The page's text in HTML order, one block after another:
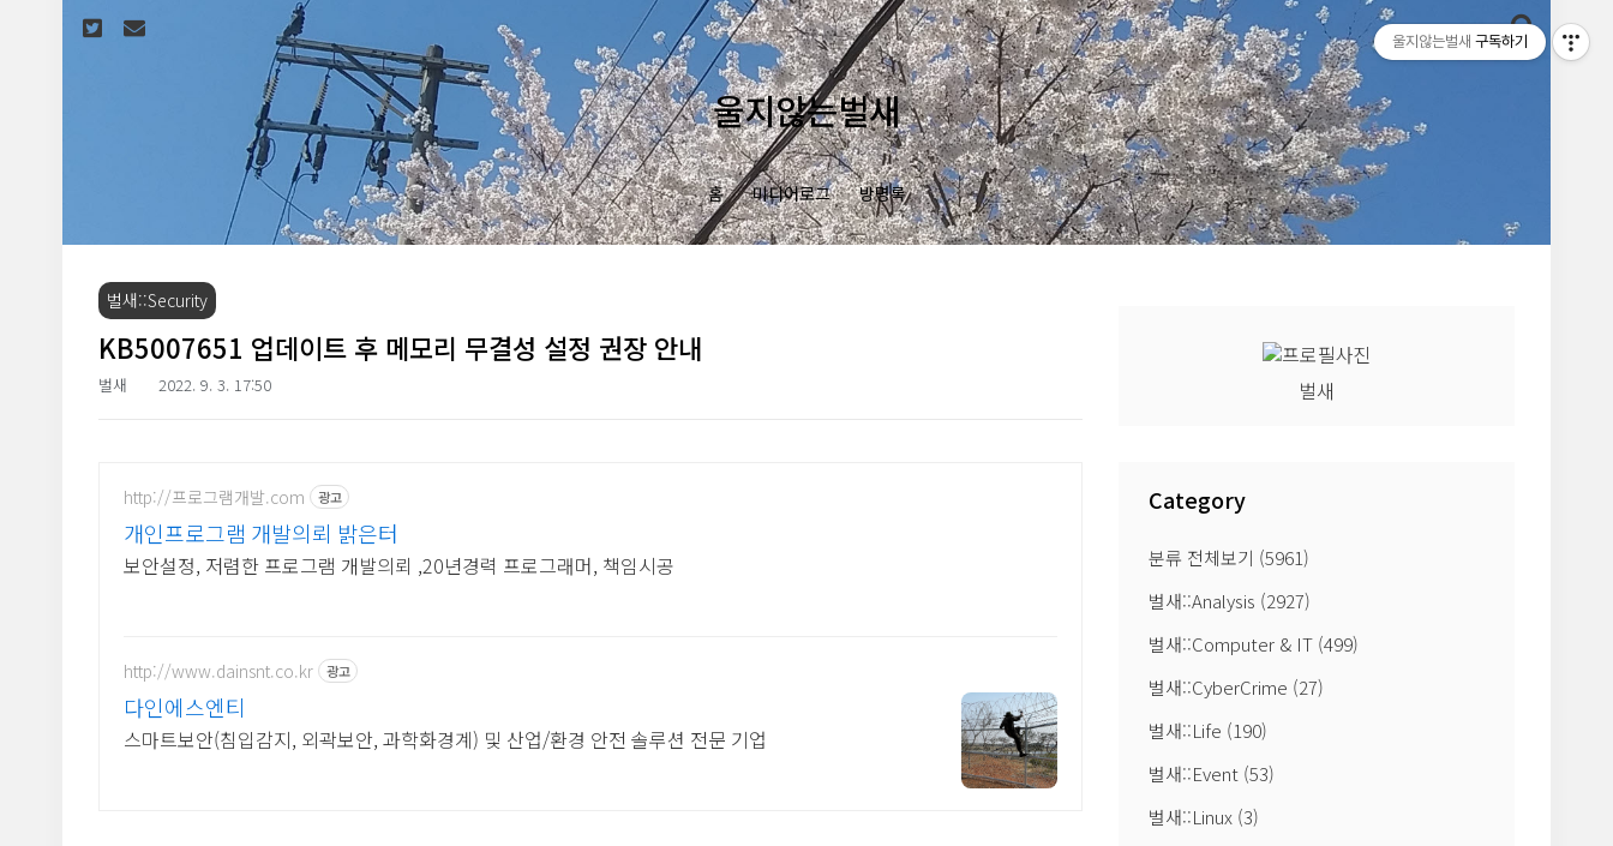
울지않는벌새
홈 미디어로그 방명록
벌새
Category
분류 전체보기 (5961)
벌새::Analysis (2927)
벌새::Computer & IT (499)
벌새::CyberCrime (27)
벌새::Life (190)
벌새::Event (53)
벌새::Linux (3)
벌새::Security
KB5007651 업데이트 후 메모리 무결성 설정 권장 안내
벌새 2022. 9. 3. 17:50
http://프로그램개발.com 광고
개인프로그램 개발의뢰 밝은터
보안설정, 저렴한 프로그램 개발의뢰 ,20년경력 프로그래머, 책임시공
http://www.dainsnt.co.kr 광고
다인에스엔티
스마트보안(침입감지, 외곽보안, 과학화경계) 및 산업/환경 안전 솔루션 전문 기업
울지않는벌새 구독하기